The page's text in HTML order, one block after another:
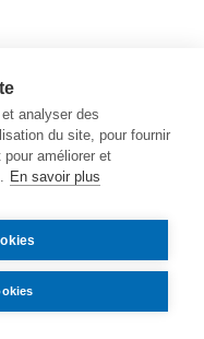
analyser des
du site, pour fournir
améliorer et
En savoir plus